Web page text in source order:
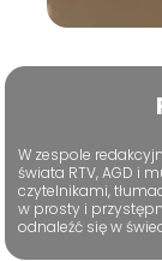
W zespole
świata RTV, AGD i
czytelnikami,
w prosty i
odnaleźć się w